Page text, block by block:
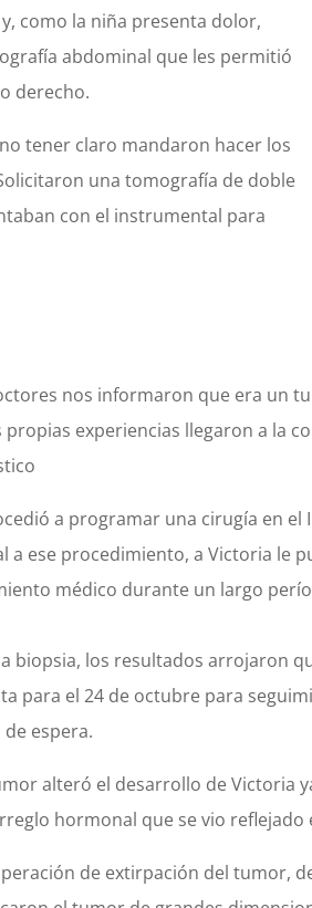
como la niña presenta dolor,
abdominal que les permitió
derecho.
tener claro mandaron hacer los
una tomografía de doble
con el instrumental para
nos informaron que era un
experiencias llegaron a la
a programar una cirugía en
a ese procedimiento, a Victoria le
médico durante un largo
biopsia, los resultados arrojaron
para el 24 de octubre para
espera.
alteró el desarrollo de Victoria
hormonal que se vio reflejado
de extirpación del tumor,